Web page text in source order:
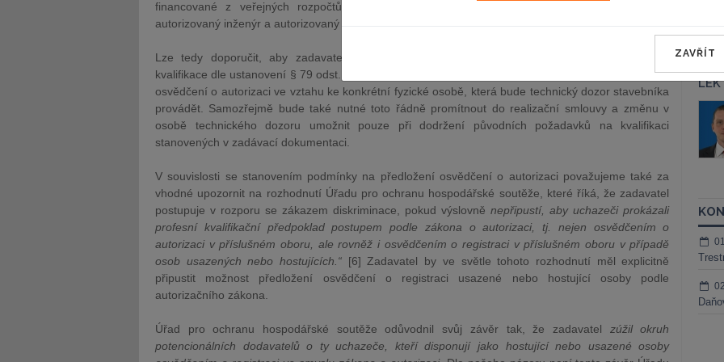
financované z veřejných rozpočtů tak bude nadále oprávněn pouze autorizovaný architekt,
autorizovaný inženýr a autorizovaný technik/stavitel podle autorizačního zákona.
Lze tedy doporučit, aby zadavatel již v zadávací dokumentaci stanovil požadavek technické
kvalifikace dle ustanovení § 79 odst. 2 písm. d) zákona o zadávání veřejných zakázek na předložení
osvědčení o autorizaci ve vztahu ke konkrétní fyzické osobě, která bude technický dozor stavebníka
provádět. Samozřejmě bude také nutné toto řádně promítnout do realizační smlouvy a změnu v
osobě technického dozoru umožnit pouze při dodržení původních požadavků na kvalifikaci
stanovených v zadávací dokumentaci.
V souvislosti se stanovením podmínky na předložení osvědčení o autorizaci považujeme také za
vhodné upozornit na rozhodnutí Úřadu pro ochranu hospodářské soutěže, které říká, že zadavatel
postupuje v rozporu se zákazem diskriminace, pokud výslovněnepřipustí, aby uchazeči prokázali
profesní kvalifikační předpoklad postupem podle zákona o autorizaci, tj. nejen osvědčením o
autorizaci v příslušném oboru, ale rovněž i osvědčením o registraci v příslušném oboru v případě
osob usazených nebo hostujících.“ [6] Zadavatel by ve světle tohoto rozhodnutí měl explicitně
připustit možnost předložení osvědčení o registraci usazené nebo hostující osoby podle
autorizačního zákona.
Úřad pro ochranu hospodářské soutěže odůvodnil svůj závěr tak, že zadavatel zúžil okruh
potencionálních dodavatelů o ty uchazeče, kteří disponují jako hostující nebo usazené osoby
JUDr. Tomáš Nielsen
JUDr. Tomáš Sokol
Kurzy lektora
JUDr. Martin Maisner, Ph.D.,
MCIArb
ZAVŘÍT